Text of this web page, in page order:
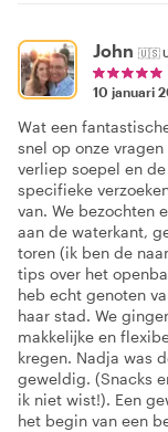
John 🇺🇸
10 januari
Wat een
snel op onze
verliep soepel en
specifieke
van. We bezochten
aan de waterkant,
toren (ik ben de
tips over het
heb echt genoten
haar stad. We
makkelijke en
kregen. Nadja was
geweldig. (Snacks
ik niet wist!). Een
het begin van een